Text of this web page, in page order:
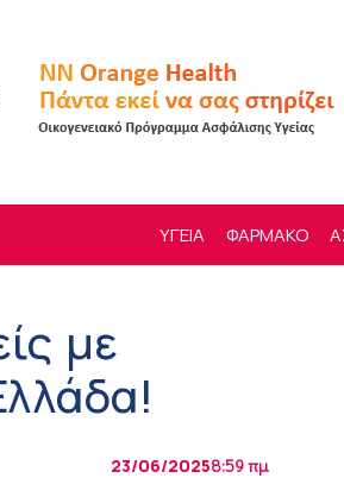
ΥΓΕΙΑ ΦΑΡΜΑΚΟ
με
23/06/20258:59 πμ